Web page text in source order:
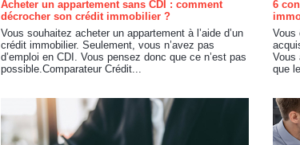
Acheter un appartement sans CDI : comment
décrocher son crédit immobilier ?
Vous souhaitez acheter un appartement à l’aide d’un
crédit immobilier. Seulement, vous n’avez pas
d’emploi en CDI. Vous pensez donc que ce n’est pas
possible.Comparateur Crédit...
6
Vous
Vous
que